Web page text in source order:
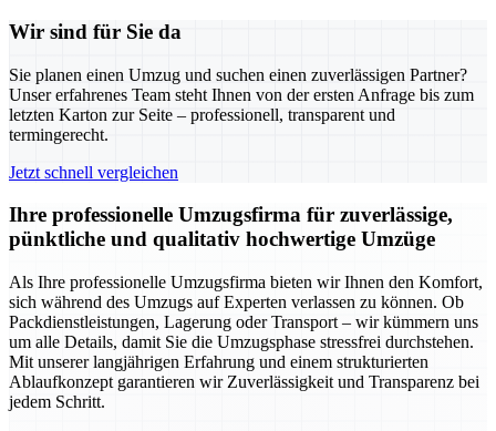
Wir sind für Sie da
Sie planen einen Umzug und suchen einen zuverlässigen Partner?
Unser erfahrenes Team steht Ihnen von der ersten Anfrage bis zum
letzten Karton zur Seite – professionell, transparent und
termingerecht.
Jetzt schnell vergleichen
Ihre professionelle Umzugsfirma für zuverlässige,
pünktliche und qualitativ hochwertige Umzüge
Als Ihre professionelle Umzugsfirma bieten wir Ihnen den Komfort,
sich während des Umzugs auf Experten verlassen zu können. Ob
Packdienstleistungen, Lagerung oder Transport – wir kümmern uns
um alle Details, damit Sie die Umzugsphase stressfrei durchstehen.
Mit unserer langjährigen Erfahrung und einem strukturierten
Ablaufkonzept garantieren wir Zuverlässigkeit und Transparenz bei
jedem Schritt.